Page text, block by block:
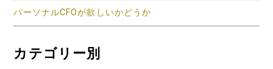
パーソナルCFOが欲しいかどうか
カテゴリー別